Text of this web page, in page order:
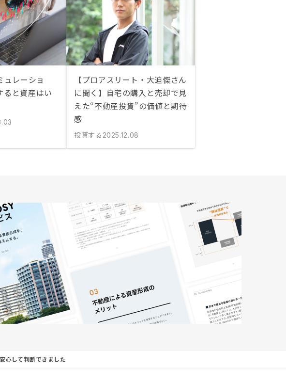
ュレーショ
ると資産はい
【プロアスリート・大迫傑さん
に聞く】自宅の購入と売却で見
えた“不動産投資”の価値と期待
感
投資する 2025.12.08
心して判断できました